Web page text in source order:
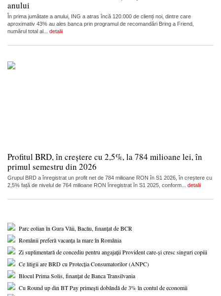
anului
În prima jumătate a anului, ING a atras încă 120.000 de clienți noi, dintre care
aproximativ 43% au ales banca prin programul de recomandări Bring a Friend,
numărul total al... detalii
Profitul BRD, în creștere cu 2,5%, la 784 milioane lei, în
primul semestru din 2026
Grupul BRD a înregistrat un profit net de 784 milioane RON în S1 2026, în creștere cu
2,5% față de nivelul de 764 milioane RON înregistrat în S1 2025, conform... detalii
Parc eolian în Gura Văii, Bacău, finanțat de BCR
Românii preferă vacanța la mare în România
Zi suplimentară de concediu pentru angajații Provident care-și cresc singuri copiii
Ce litigii are BRD cu Protecția Consumatorilor (ANPC)
Blocul Prima Solis, finanțat de Banca Transilvania
Cu Round up din BT Pay primești dobândă de 3% în contul de economii